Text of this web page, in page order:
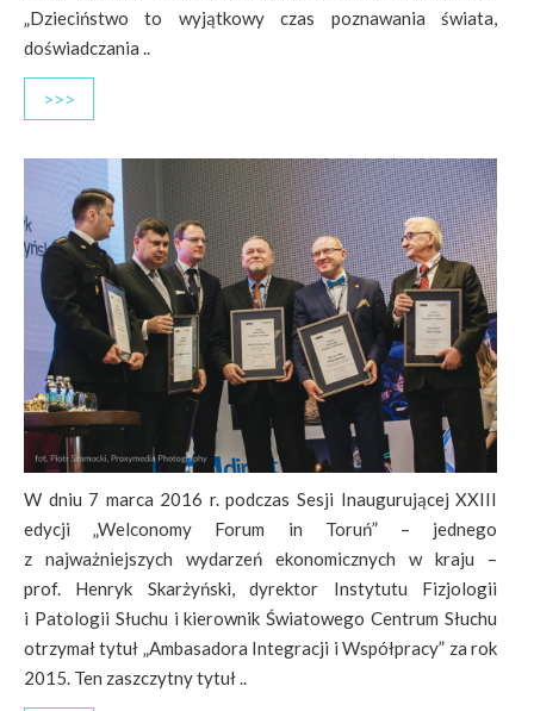
„Dzieciństwo to wyjątkowy czas poznawania świata,
doświadczania ..
>>>
W dniu 7 marca 2016 r. podczas Sesji Inaugurującej XXIII
edycji „Welconomy Forum in Toruń” – jednego
z najważniejszych wydarzeń ekonomicznych w kraju –
prof. Henryk Skarżyński, dyrektor Instytutu Fizjologii
i Patologii Słuchu i kierownik Światowego Centrum Słuchu
otrzymał tytuł „Ambasadora Integracji i Współpracy” za rok
2015. Ten zaszczytny tytuł ..